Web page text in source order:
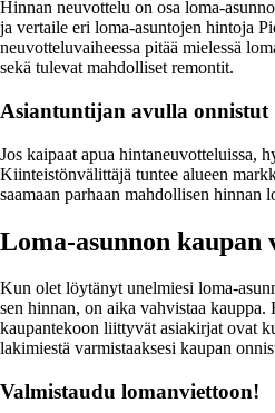
Hinnan neuvottelu on osa loma-
ja vertaile eri loma-asuntojen hintoja
neuvotteluvaiheessa pitää mielessä
sekä tulevat mahdolliset remontit.
Asiantuntijan avulla onnistut
Jos kaipaat apua hintaneuvotteluissa,
Kiinteistönvälittäjä tuntee alueen
saamaan parhaan mahdollisen hinnan
Loma-asunnon kaupan
Kun olet löytänyt unelmiesi loma-
sen hinnan, on aika vahvistaa
kaupantekoon liittyvät asiakirjat ovat
lakimiestä varmistaaksesi kaupan
Valmistaudu lomanviettoon!